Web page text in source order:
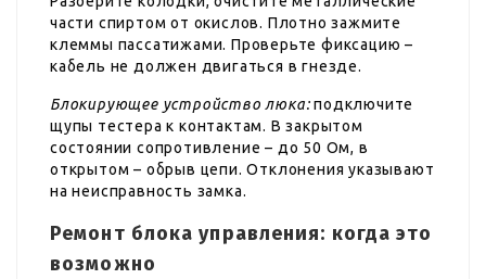
части спиртом от окислов. Плотно зажмите
клеммы пассатижами. Проверьте фиксацию –
кабель не должен двигаться в гнезде.
Блокирующее устройство люка:подключите
щупы тестера к контактам. В закрытом
состоянии сопротивление – до 50 Ом, в
открытом – обрыв цепи. Отклонения указывают
на неисправность замка.
Ремонт блока управления: когда это
возможно